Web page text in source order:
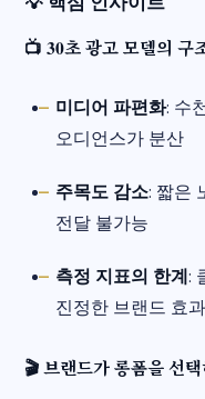
📺 30초 광고 모델의 구
미디어 파편화: 수
오디언스가 분산
주목도 감소: 짧은
전달 불가능
측정 지표의 한계:
진정한 브랜드 효
🎬 브랜드가 롱폼을 선